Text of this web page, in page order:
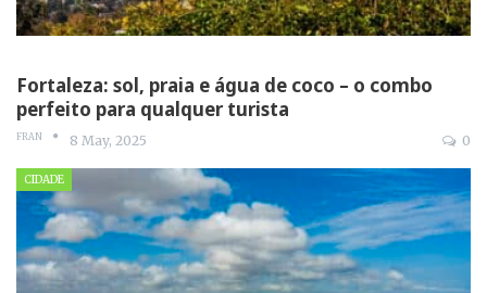
Fortaleza: sol, praia e água de coco – o combo
perfeito para qualquer turista
FRAN 8 May, 2025 0
CIDADE